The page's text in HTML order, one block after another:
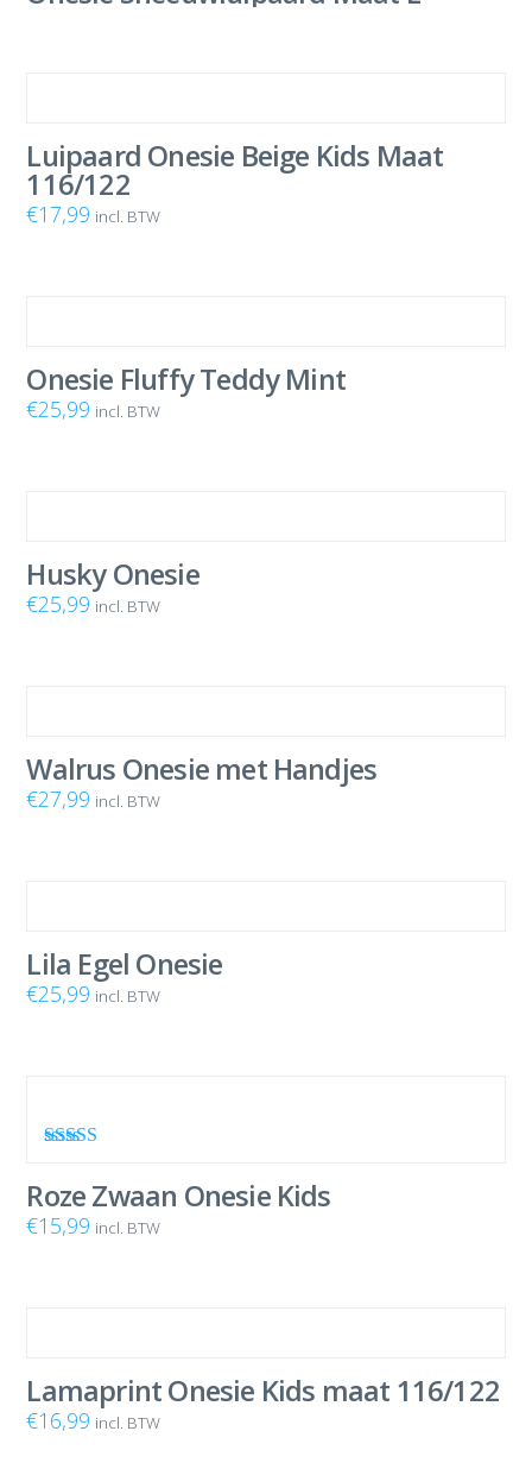
Luipaard Onesie Beige Kids Maat
116/122
€17,99 incl. BTW
Onesie Fluffy Teddy Mint
€25,99 incl. BTW
Husky Onesie
€25,99 incl. BTW
Walrus Onesie met Handjes
€27,99 incl. BTW
Lila Egel Onesie
€25,99 incl. BTW
uit 5
Roze Zwaan Onesie Kids
€15,99 incl. BTW
Lamaprint Onesie Kids maat 116/122
€16,99 incl. BTW